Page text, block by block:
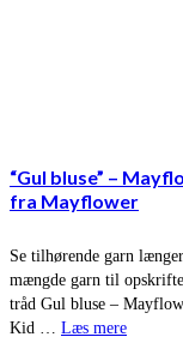
“Gul bluse” –
fra Mayflower
Se tilhørende garn
mængde garn til
tråd Gul bluse –
Kid … Læs mere